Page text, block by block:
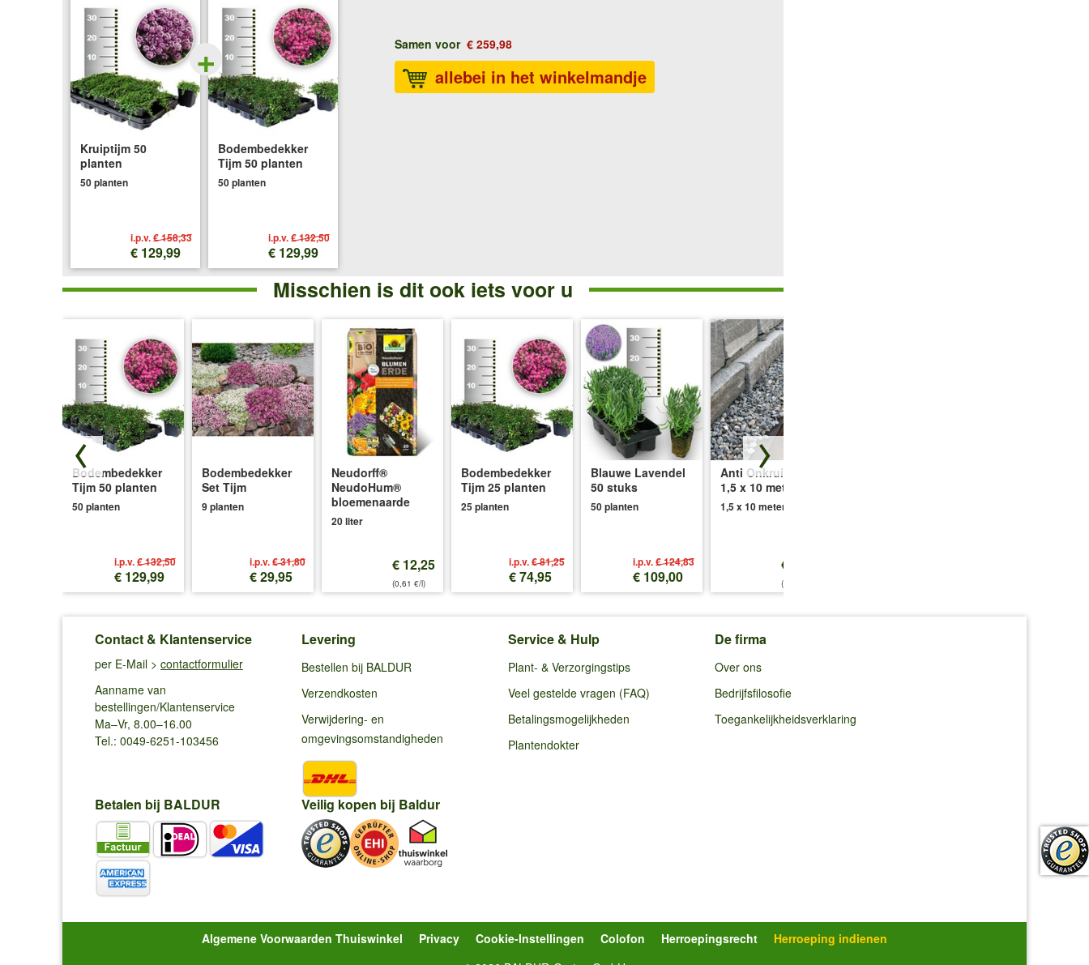
Kruiptijm 50
planten
50 planten
i.p.v.€ 158,33
€ 129,99
+
Bodembedekker
Tijm 50 planten
50 planten
i.p.v.€ 132,50
€ 129,99
Samen voor € 259,98
allebei in het winkelmandje
Misschien is dit ook iets voor u
Bodembedekker
Tijm 50 planten
50 planten
i.p.v.€ 132,50
€ 129,99
Bodembedekker
Set Tijm
9 planten
i.p.v.€ 31,80
€ 29,95
Neudorff®
NeudoHum®
bloemenaarde
20 liter
€ 12,25
(0,61 €/l)
Bodembedekker
Tijm 25 planten
25 planten
i.p.v.€ 81,25
€ 74,95
Blauwe Lavendel
50 stuks
50 planten
i.p.v.€ 124,83
€ 109,00
Anti Onkruid Vlies
1,5 x 10 meter
1,5 x 10 meter
€ 18,95
(1,26 €/qm)
Contact & Klantenservice
per E-Mail > contactformulier
Aanname van
bestellingen/Klantenservice
Ma–Vr, 8.00–16.00
Tel.: 0049-6251-103456
Levering
Bestellen bij BALDUR
Verzendkosten
Verwijdering- en
omgevingsomstandigheden
Service & Hulp
Plant- & Verzorgingstips
Veel gestelde vragen (FAQ)
Betalingsmogelijkheden
Plantendokter
De firma
Over ons
Bedrijfsfilosofie
Toegankelijkheidsverklaring
Betalen bij BALDUR Veilig kopen bij Baldur
Algemene Voorwaarden Thuiswinkel Privacy Cookie-Instellingen Colofon Herroepingsrecht
Herroeping indienen